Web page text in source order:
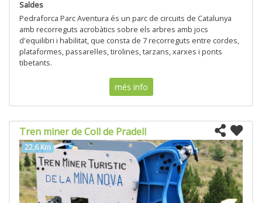
Saldes
Pedraforca Parc Aventura és un parc de circuits de Catalunya
amb recorreguts acrobàtics sobre els arbres amb jocs
d'equilibri i habilitat, que consta de 7 recorreguts entre cordes,
plataformes, passarel·les, tirolines, tarzans, xarxes i ponts
tibetants.
més info
Tren miner de Coll de Pradell
22,6 Km